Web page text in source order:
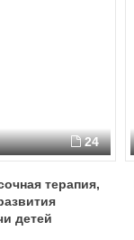
24
терапия,
детей